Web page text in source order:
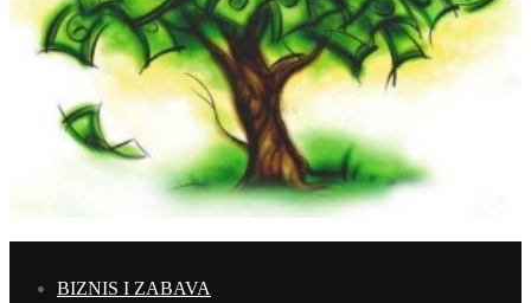
BIZNIS I ZABAVA